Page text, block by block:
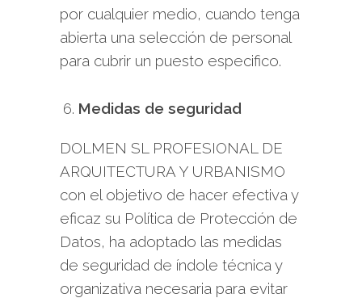
por cualquier medio, cuando tenga
abierta una selección de personal
para cubrir un puesto especifico.
Medidas de seguridad
DOLMEN SL PROFESIONAL DE
ARQUITECTURA Y URBANISMO
con el objetivo de hacer efectiva y
eficaz su Política de Protección de
Datos, ha adoptado las medidas
de seguridad de índole técnica y
organizativa necesaria para evitar